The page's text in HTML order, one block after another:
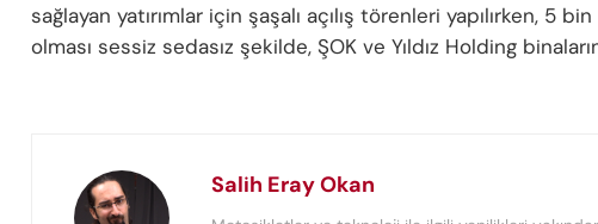
sağlayan yatırımlar için şaşalı açılış törenleri yapılırken, 5
olması sessiz sedasız şekilde, ŞOK ve Yıldız Holding
Salih Eray Okan